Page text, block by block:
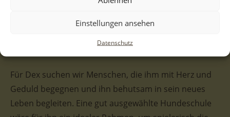
Einstellungen ansehen
Datenschutz
Hunden zeigt er sich derzeit als verträglicher,
Für Dex suchen wir Menschen, die ihm mit Herz und
Geduld begegnen und ihn behutsam in sein neues
Leben begleiten. Eine gut ausgewählte Hundeschule